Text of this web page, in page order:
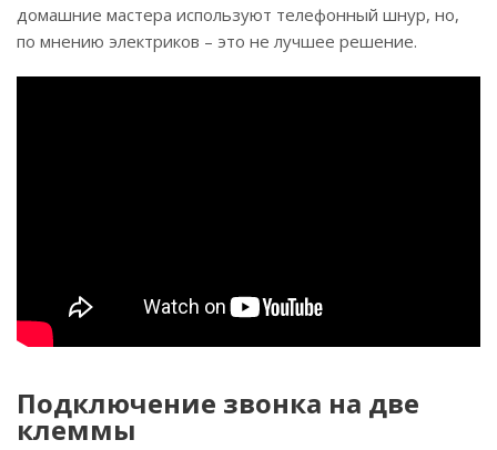
домашние мастера используют телефонный шнур, но,
по мнению электриков – это не лучшее решение.
Подключение звонка на две
клеммы